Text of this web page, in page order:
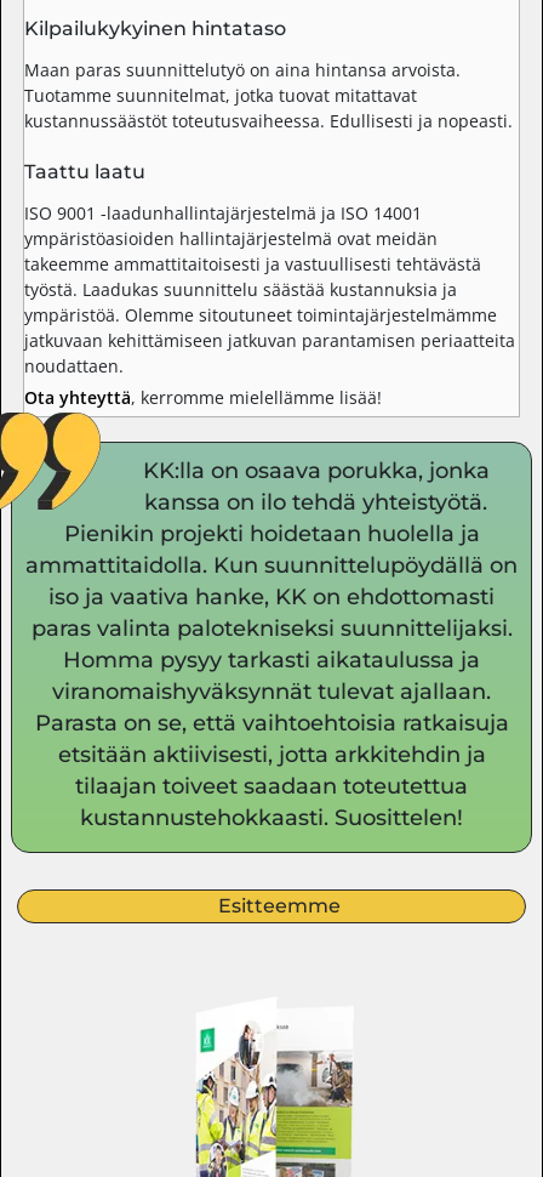
Kilpailukykyinen hintataso
Maan paras suunnittelutyö on aina hintansa arvoista.
Tuotamme suunnitelmat, jotka tuovat mitattavat
kustannussäästöt toteutusvaiheessa. Edullisesti ja nopeasti.
Taattu laatu
ISO 9001 -laadunhallintajärjestelmä ja ISO 14001
ympäristöasioiden hallintajärjestelmä ovat meidän
takeemme ammattitaitoisesti ja vastuullisesti tehtävästä
työstä. Laadukas suunnittelu säästää kustannuksia ja
ympäristöä. Olemme sitoutuneet toimintajärjestelmämme
jatkuvaan kehittämiseen jatkuvan parantamisen periaatteita
noudattaen.
Ota yhteyttä, kerromme mielellämme lisää!
KK:lla on osaava porukka, jonka
kanssa on ilo tehdä yhteistyötä.
Pienikin projekti hoidetaan huolella ja
ammattitaidolla. Kun suunnittelupöydällä on
iso ja vaativa hanke, KK on ehdottomasti
paras valinta palotekniseksi suunnittelijaksi.
Homma pysyy tarkasti aikataulussa ja
viranomaishyväksynnät tulevat ajallaan.
Parasta on se, että vaihtoehtoisia ratkaisuja
etsitään aktiivisesti, jotta arkkitehdin ja
tilaajan toiveet saadaan toteutettua
kustannustehokkaasti. Suosittelen!
Esitteemme